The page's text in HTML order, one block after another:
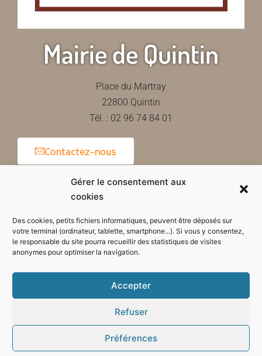
Gérer le consentement aux
cookies
Des cookies, petits fichiers informatiques, peuvent être déposés sur
votre terminal (ordinateur, tablette, smartphone...). Si vous y consentez,
le responsable du site pourra recueillir des statistiques de visites
anonymes pour optimiser la navigation.
Accepter
Refuser
Préférences
Mairie de Quintin
Place du Martray
22800 Quintin
Tél. : 02 96 74 84 01
Contactez-nous
Horaires d'ouverture de la mairie
Mode sombre :